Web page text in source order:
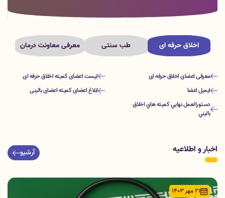
اخلاق حرفه ای طب سنتی معرفی معاونت درمان
معرفی اعضای اخلاق حرفه ای
لیست اعضای کمیته اخلاق حرفه ای
ایمیل اعضا
ابلاغ اعضای کمیته اعضای بالینی
دستورالعمل نهايي كميته هاي اخلاق
باليني
اخبار و اطلاعیه آرشیو
21 مهر 1403